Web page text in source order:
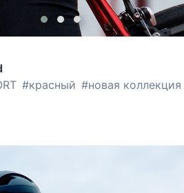
#красный #новая коллекция